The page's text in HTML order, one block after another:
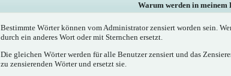
Warum werden in meinem
Bestimmte Wörter können vom Administrator zensiert worden sein.
durch ein anderes Wort oder mit Sternchen ersetzt.
Die gleichen Wörter werden für alle Benutzer zensiert und das
zu zensierenden Wörter und ersetzt sie.